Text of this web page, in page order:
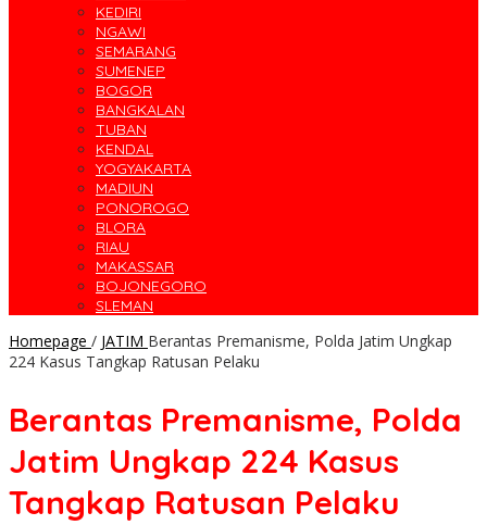
KEDIRI
NGAWI
SEMARANG
SUMENEP
BOGOR
BANGKALAN
TUBAN
KENDAL
YOGYAKARTA
MADIUN
PONOROGO
BLORA
RIAU
MAKASSAR
BOJONEGORO
SLEMAN
Homepage / JATIM Berantas Premanisme, Polda Jatim Ungkap
224 Kasus Tangkap Ratusan Pelaku
Berantas Premanisme, Polda
Jatim Ungkap 224 Kasus
Tangkap Ratusan Pelaku